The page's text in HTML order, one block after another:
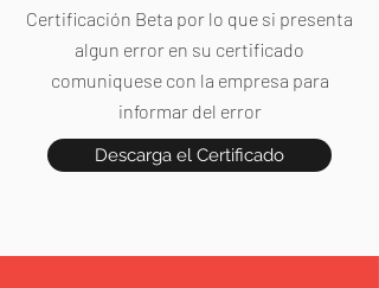
Certificación Beta por lo que si presenta
algun error en su certificado
comuniquese con la empresa para
informar del error
Descarga el Certificado